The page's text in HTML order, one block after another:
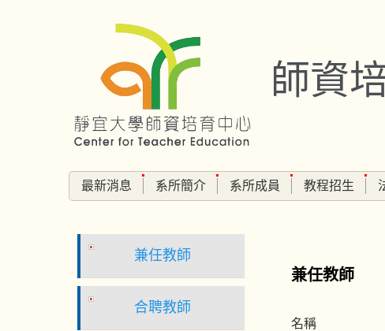
師資
最新消息 系所簡介 系所成員 教程招生
兼任教師
合聘教師
兼任教師
名稱